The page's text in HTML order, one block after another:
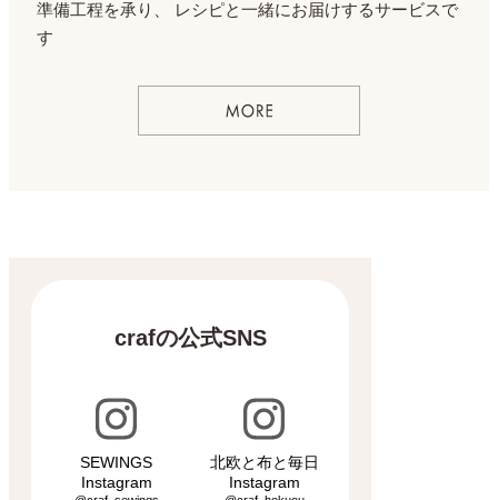
準備工程を承り、
レシピと一緒にお届けするサービスで
す
crafの公式SNS
SEWINGS
Instagram
北欧と布と毎日
Instagram